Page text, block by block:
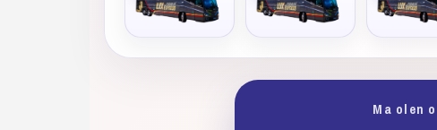
Ma olen